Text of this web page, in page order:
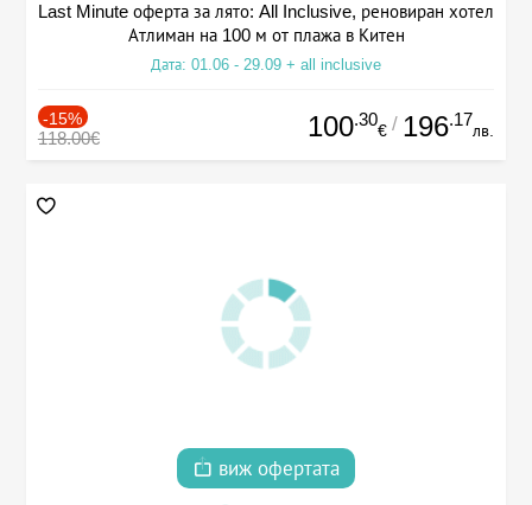
Last Minute оферта за лято: All Inclusive, реновиран хотел
Атлиман на 100 м от плажа в Китен
Дата: 01.06 - 29.09 + all inclusive
-15%
118.00€ 100.30
€ / 196.17
лв.
виж офертата